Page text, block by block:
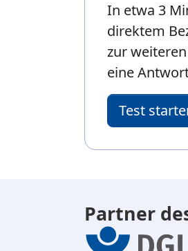
In etwa 3
direktem
zur
eine
Test
Partner